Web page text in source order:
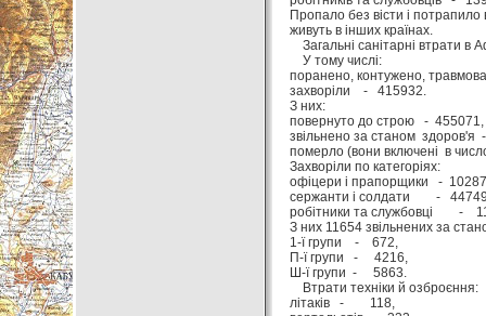
Пропало без вісти і
живуть в інших країнах.
Загальні санітарні втрати в
У тому числі:
поранено, контужено,
захворіли - 415932.
З них:
повернуто до строю - 455071,
звільнено за станом здоров'я
померло (вони включені в
Захворіли по категоріях:
офіцери і прапорщики -
сержанти і солдати -
робітники та службовці -
З них 11654 звільнених за
1-ї групи - 672,
П-ї групи - 4216,
Ш-ї групи - 5863.
Втрати техніки й озброєння:
літаків - 118,